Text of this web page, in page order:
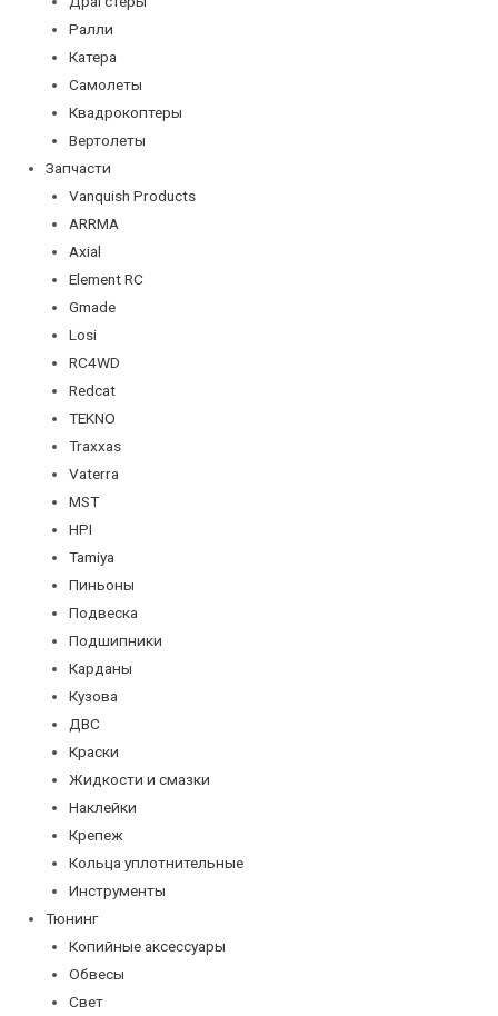
Ралли
Катера
Самолеты
Квадрокоптеры
Вертолеты
Запчасти
Vanquish Products
ARRMA
Axial
Element RC
Gmade
Losi
RC4WD
Redcat
TEKNO
Traxxas
Vaterra
MST
HPI
Tamiya
Пиньоны
Подвеска
Подшипники
Карданы
Кузова
ДВС
Краски
Жидкости и смазки
Наклейки
Крепеж
Кольца уплотнительные
Инструменты
Тюнинг
Копийные аксессуары
Обвесы
Свет